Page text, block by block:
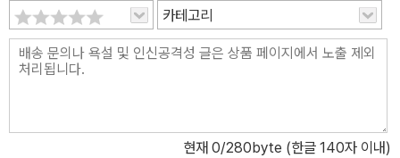
카테고리
현재 0/280byte (한글 140자 이내)